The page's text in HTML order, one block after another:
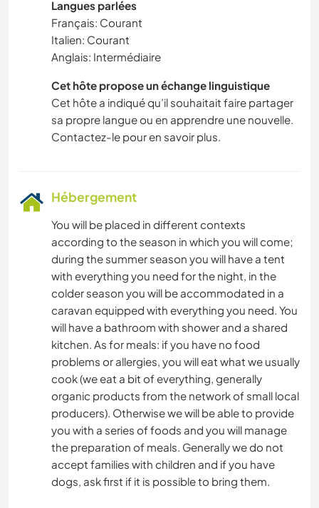
Langues parlées
Français: Courant
Italien: Courant
Anglais: Intermédiaire
Cet hôte propose un échange linguistique
Cet hôte a indiqué qu’il souhaitait faire partager
sa propre langue ou en apprendre une nouvelle.
Contactez-le pour en savoir plus.
Hébergement
You will be placed in different contexts
according to the season in which you will come;
during the summer season you will have a tent
with everything you need for the night, in the
colder season you will be accommodated in a
caravan equipped with everything you need. You
will have a bathroom with shower and a shared
kitchen. As for meals: if you have no food
problems or allergies, you will eat what we usually
cook (we eat a bit of everything, generally
organic products from the network of small local
producers). Otherwise we will be able to provide
you with a series of foods and you will manage
the preparation of meals. Generally we do not
accept families with children and if you have
dogs, ask first if it is possible to bring them.